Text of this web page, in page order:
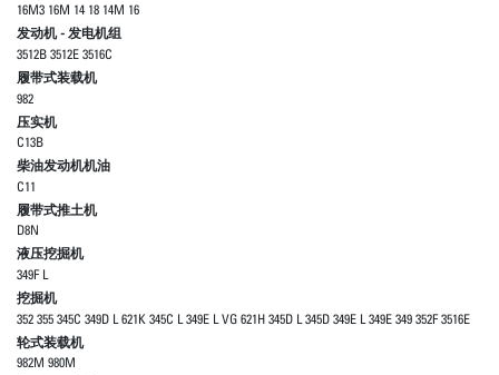
16M3 16M 14 18 14M 16
发动机 - 发电机组
3512B 3512E 3516C
履带式装载机
982
压实机
C13B
柴油发动机机油
C11
履带式推土机
D8N
液压挖掘机
349F L
挖掘机
352 355 345C 349D L 621K 345C L 349E L VG 621H 345D L 345D 349E L 349E 349 352F 3516E
轮式装载机
982M 980M